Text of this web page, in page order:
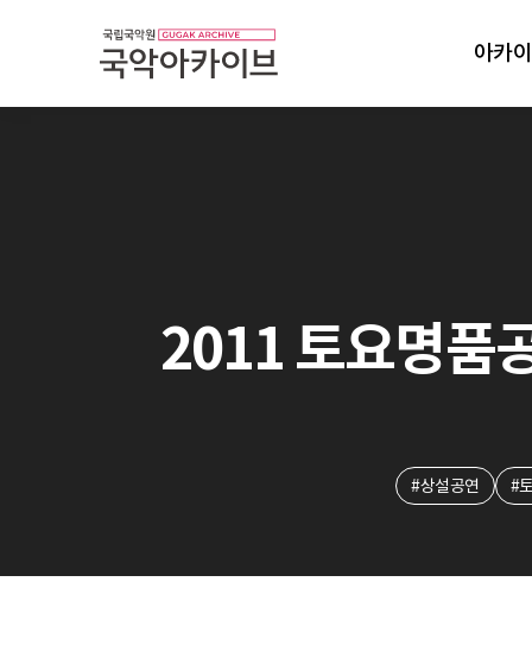
아카
2011 토요명품
#상설공연 #